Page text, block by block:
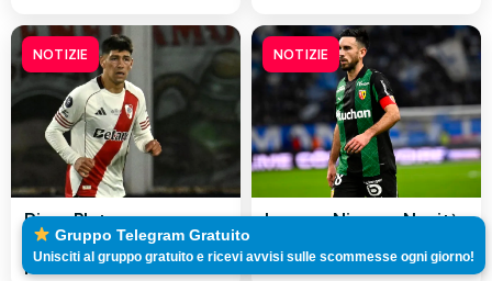
NOTIZIE
River Plate vs
Bragantino – Novità e
probabili formazioni
NOTIZIE
Lens vs Nizza – Novità
Gruppo Telegram Gratuito
Unisciti al gruppo gratuito e ricevi avvisi sulle scommesse ogni giorno!